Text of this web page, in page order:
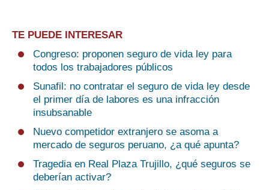
TE PUEDE INTERESAR
Congreso: proponen seguro de vida ley para
todos los trabajadores públicos
Sunafil: no contratar el seguro de vida ley desde
el primer día de labores es una infracción
insubsanable
Nuevo competidor extranjero se asoma a
mercado de seguros peruano, ¿a qué apunta?
Tragedia en Real Plaza Trujillo, ¿qué seguros se
deberían activar?